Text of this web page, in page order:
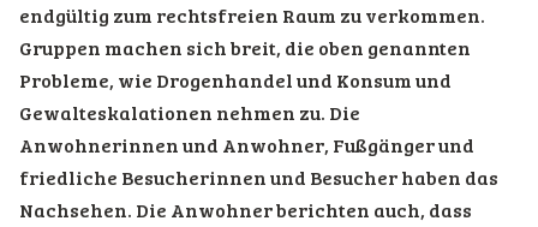
endgültig zum rechtsfreien Raum zu verkommen.
Gruppen machen sich breit, die oben genannten
Probleme, wie Drogenhandel und Konsum und
Gewalteskalationen nehmen zu. Die
Anwohnerinnen und Anwohner, Fußgänger und
friedliche Besucherinnen und Besucher haben das
Nachsehen. Die Anwohner berichten auch, dass